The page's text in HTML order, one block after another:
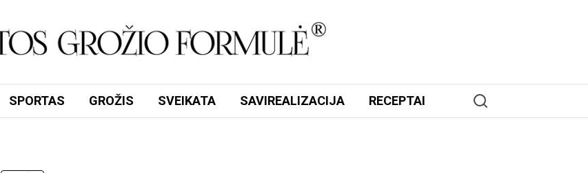
SPORTAS GROŽIS SVEIKATA SAVIREALIZACIJA RECEPTAI